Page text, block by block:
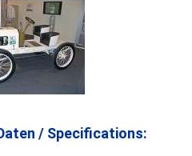
/ Specifications: